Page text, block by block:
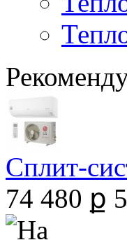
Сплит-
74 480 ք